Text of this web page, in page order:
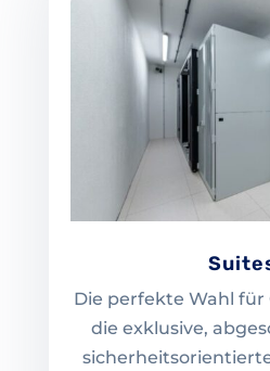
Die perfekte Wahl für
die exklusive,